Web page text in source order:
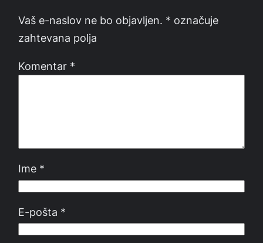
Vaš e-naslov ne bo objavljen. * označuje
zahtevana polja
Komentar *
Ime *
E-pošta *